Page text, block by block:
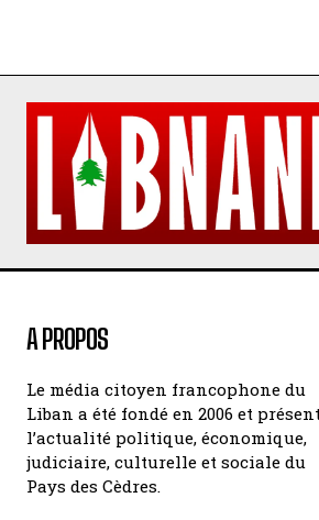
A PROPOS
Le média citoyen francophone du
Liban a été fondé en 2006 et
l’actualité politique, économique,
judiciaire, culturelle et sociale du
Pays des Cèdres.